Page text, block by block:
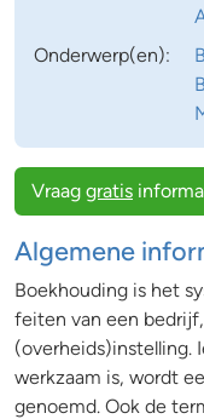
Onderwerp(en):
Vraag gratis
Algemene
Boekhouding is het
feiten van een
(overheids)instelling.
werkzaam is, wordt
genoemd. Ook de